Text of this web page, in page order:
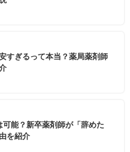
すぎるって本当？薬局薬剤師
能？新卒薬剤師が「辞めた
を紹介